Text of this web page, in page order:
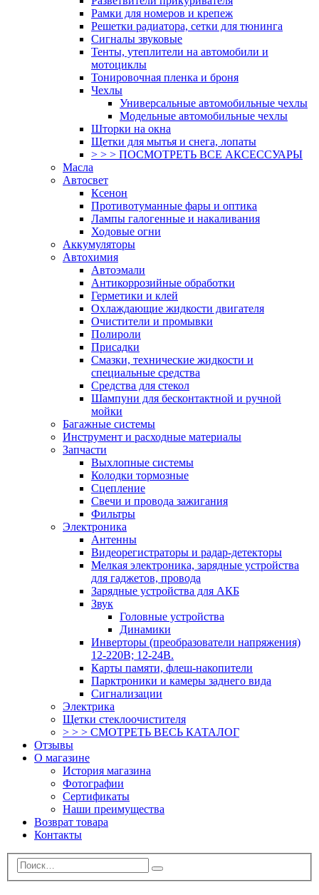
Рамки для номеров и крепеж
Решетки радиатора, сетки для тюнинга
Сигналы звуковые
Тенты, утеплители на автомобили и
мотоциклы
Тонировочная пленка и броня
Чехлы
Универсальные автомобильные чехлы
Модельные автомобильные чехлы
Шторки на окна
Щетки для мытья и снега, лопаты
> > > ПОСМОТРЕТЬ ВСЕ АКСЕССУАРЫ
Масла
Автосвет
Ксенон
Противотуманные фары и оптика
Лампы галогенные и накаливания
Ходовые огни
Аккумуляторы
Автохимия
Автоэмали
Антикоррозийные обработки
Герметики и клей
Охлаждающие жидкости двигателя
Очистители и промывки
Полироли
Присадки
Смазки, технические жидкости и
специальные средства
Средства для стекол
Шампуни для бесконтактной и ручной
мойки
Багажные системы
Инструмент и расходные материалы
Запчасти
Выхлопные системы
Колодки тормозные
Сцепление
Свечи и провода зажигания
Фильтры
Электроника
Антенны
Видеорегистраторы и радар-детекторы
Мелкая электроника, зарядные устройства
для гаджетов, провода
Зарядные устройства для АКБ
Звук
Головные устройства
Динамики
Инверторы (преобразователи напряжения)
12-220В; 12-24В.
Карты памяти, флеш-накопители
Парктроники и камеры заднего вида
Сигнализации
Электрика
Щетки стеклоочистителя
> > > СМОТРЕТЬ ВЕСЬ КАТАЛОГ
Отзывы
О магазине
История магазина
Фотографии
Сертификаты
Наши преимущества
Возврат товара
Контакты